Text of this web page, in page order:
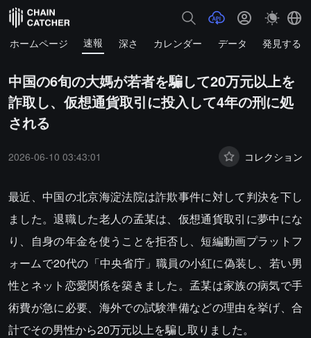
ホームページ 速報 深さ カレンダー データ 発見する
中国の6旬の大媽が若者を騙して20万元以上を
詐取し、仮想通貨取引に投入して4年の刑に処
される
2026-06-10 03:43:01 コレクション
最近、中国の北京海淀法院は詐欺事件に対して判決を下し
ました。退職した老人の孟某は、仮想通貨取引に夢中にな
り、自身の年金を使うことを拒否し、短編動画プラットフ
ォームで20代の「中央省庁」職員の小紅に偽装し、若い男
性とネット恋愛関係を築きました。孟某は家族の病気で手
術費が急に必要、海外での試験準備などの理由を挙げ、合
計でその男性から20万元以上を騙し取りました。